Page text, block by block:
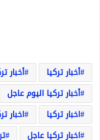
أخبار تركيا
أخبار
أخبار تركيا اليوم عاجل
اخبار تركيا
اخبار
اخبار تركيا عاجل